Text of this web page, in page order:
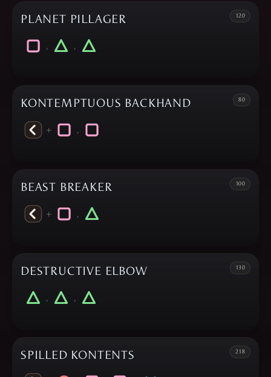
PLANET PILLAGER 120
, ,
KONTEMPTUOUS BACKHAND 80
+ ,
BEAST BREAKER 100
+ ,
DESTRUCTIVE ELBOW 130
, ,
SPILLED KONTENTS 218